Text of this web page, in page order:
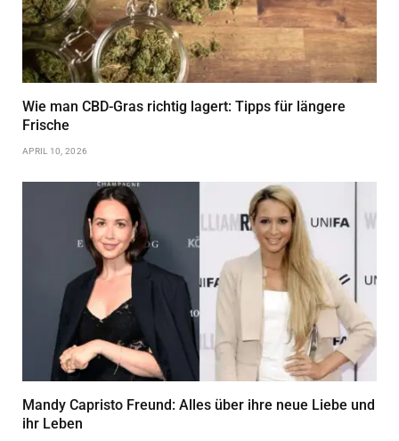
Wie man CBD-Gras richtig lagert: Tipps für längere
Frische
APRIL 10, 2026
Mandy Capristo Freund: Alles über ihre neue Liebe und
ihr Leben